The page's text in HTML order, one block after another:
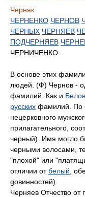
Черняк
ЧЕРНЕНКО ЧЕРНОВ
ЧЕРНЫХ ЧЕРНЯЕВ
ПОДЧЕРНЯЕВ
ЧЕРНИЧЕНКО
В основе этих
людей. (Ф) Чернов -
фамилий. Как и Белов
русских фамилий. По
нецерковного
прилагательного,
черный). Имя могло
черными волосами,
"плохой" или
отличии отбелый ,
gовинностей).
Черняев Отчество от